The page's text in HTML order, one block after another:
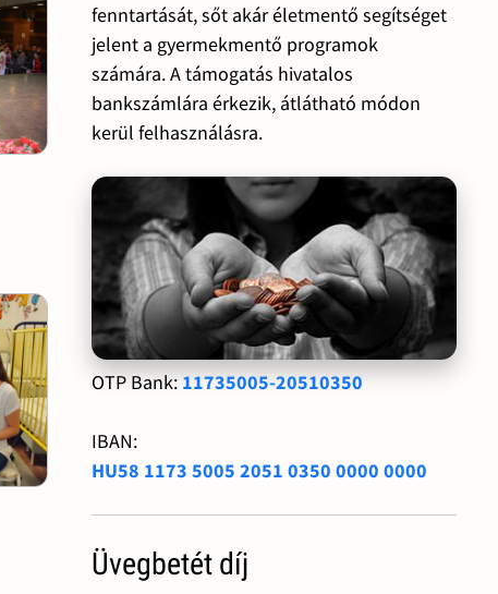
fenntartását, sőt akár életmentő segítséget
jelent a gyermekmentő programok
számára. A támogatás hivatalos
bankszámlára érkezik, átlátható módon
kerül felhasználásra.
OTP Bank: 11735005-20510350
IBAN:
HU58 1173 5005 2051 0350 0000 0000
Üvegbetét díj